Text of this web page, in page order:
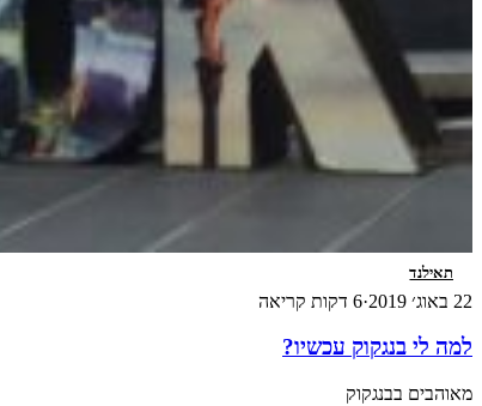
תאילנד
22 באוג׳ 2019 ·6 דקות קריאה
למה לי בנגקוק עכשיו?
מאוהבים בבנגקוק